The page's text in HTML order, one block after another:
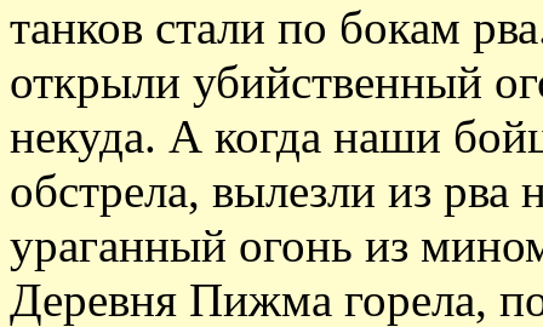
танков стали по бокам
открыли убийственный
некуда. А когда наши
обстрела, вылезли из
ураганный огонь из
Деревня Пижма горела,